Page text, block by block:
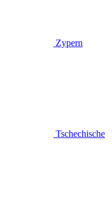
Zypern
Tschechische